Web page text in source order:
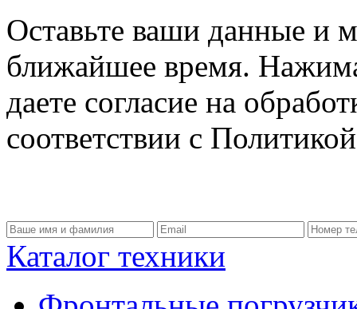
Оставьте ваши данные и
ближайшее время.
даете согласие на
соответствии с
Каталог техники